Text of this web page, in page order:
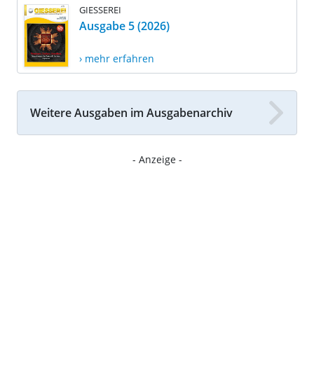
GIESSEREI
Ausgabe 5 (2026)
› mehr erfahren
Weitere Ausgaben im Ausgabenarchiv
- Anzeige -